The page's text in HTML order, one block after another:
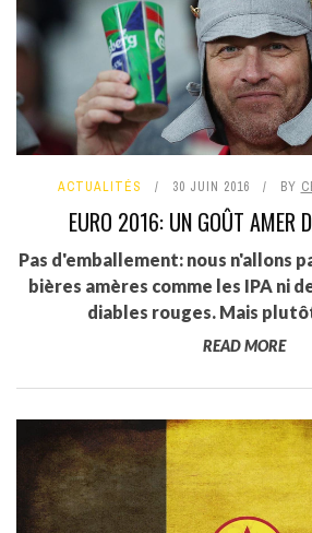
ACTUALITÉS 30 JUIN 2016 BY
EURO 2016: UN GOÛT AMER
Pas d'emballement: nous n'allons
bières amères comme les IPA ni
diables rouges. Mais
READ MORE